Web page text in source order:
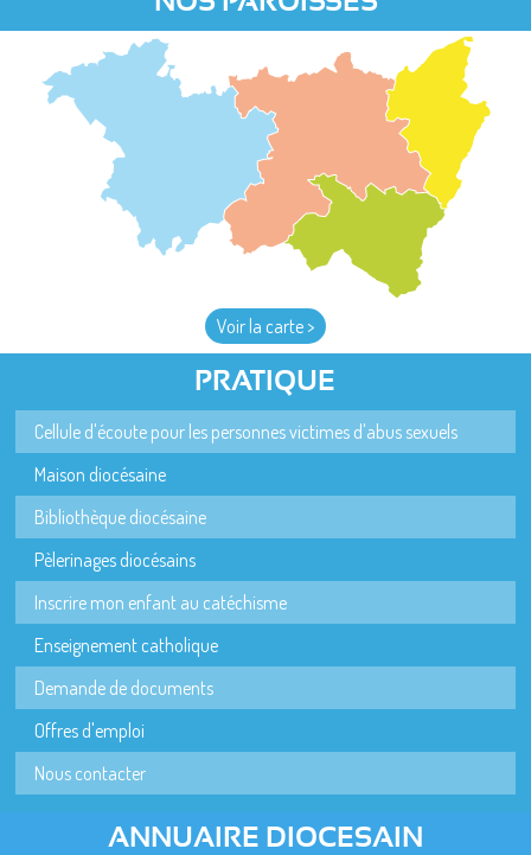
Voir la carte >
PRATIQUE
Cellule d'écoute pour les personnes victimes d'abus sexuels
Maison diocésaine
Bibliothèque diocésaine
Pèlerinages diocésains
Inscrire mon enfant au catéchisme
Enseignement catholique
Demande de documents
Offres d'emploi
Nous contacter
ANNUAIRE DIOCESAIN